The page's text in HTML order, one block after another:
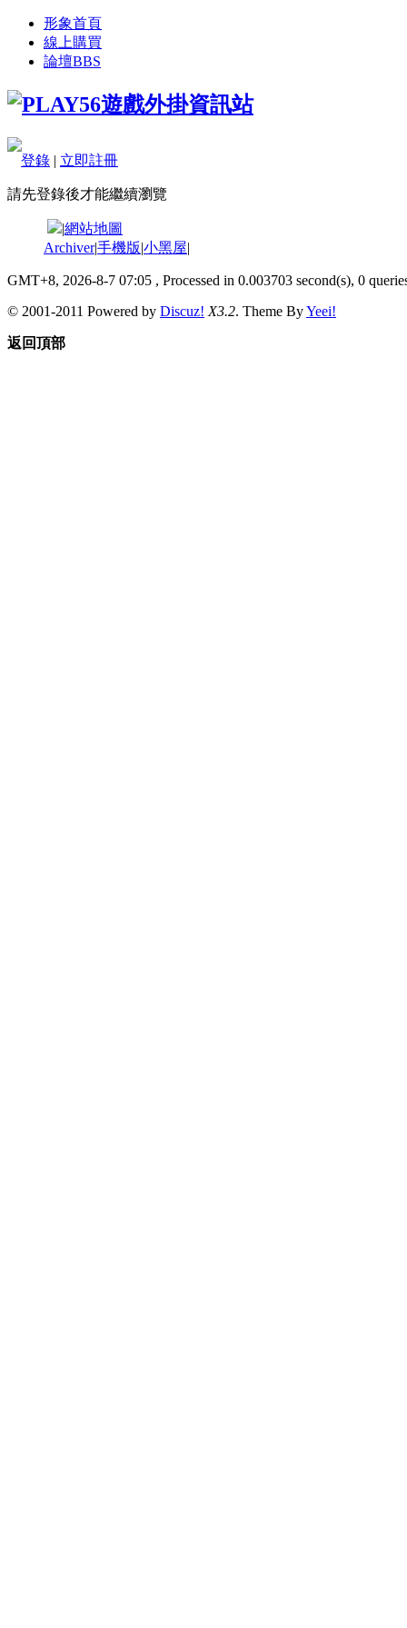
形象首頁
線上購買
論壇BBS
登錄 | 立即註冊
請先登錄後才能繼續瀏覽
|網站地圖
Archiver|手機版|小黑屋|
GMT+8, 2026-8-7 07:05 , Processed in 0.003703 second(s), 0
© 2001-2011 Powered by Discuz! X3.2. Theme ByYeei!
返回頂部